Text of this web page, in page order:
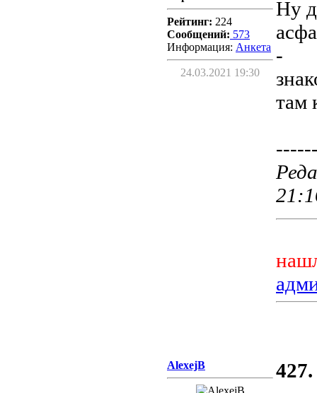
Рейтинг: 224
Сообщений: 573
Информация: Aнкета
24.03.2021 19:30
Ну
-
там
AlexejB
427.